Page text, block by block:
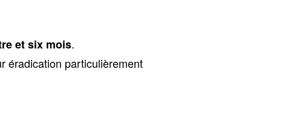
et six mois.
éradication particulièrement